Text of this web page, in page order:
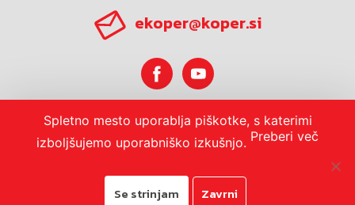
ekoper@koper.si
Horoskop
Spletno mesto uporablja piškotke, s katerimi
izboljšujemo uporabniško izkušnjo. Preberi več
Se strinjam Zavrni